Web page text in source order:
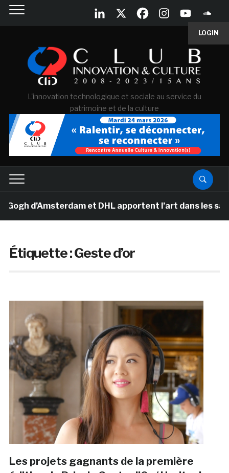
LOGIN
L'innovation technologique et sociale au service du
patrimoine et de la culture
d’Amsterdam et DHL apportent l’art dans les salles
Étiquette :Geste d’or
Les projets gagnants de la première